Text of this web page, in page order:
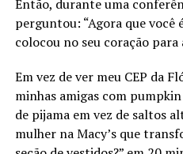
Então, durante uma
perguntou: “Agora que você
colocou no seu coração para
Em vez de ver meu CEP da
minhas amigas com
de pijama em vez de saltos
mulher na Macy’s que